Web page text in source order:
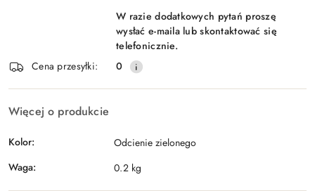
W razie dodatkowych pytań proszę
wysłać e-maila lub skontaktować się
telefonicznie.
Cena przesyłki:
0
Więcej o produkcie
Kolor:
Odcienie zielonego
Waga:
0.2 kg